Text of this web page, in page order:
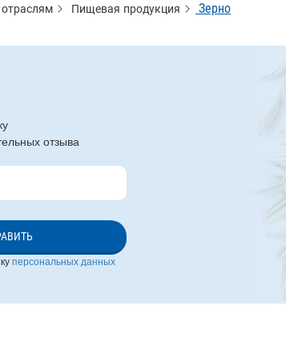
Пищевая продукция Зерно
отзыва
персональных данных